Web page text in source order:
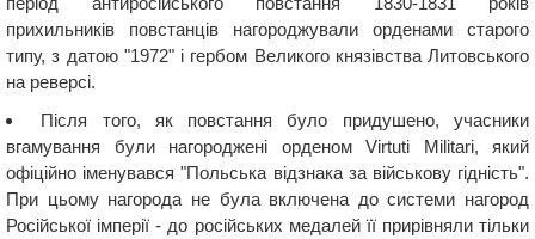
прихильників повстанців нагороджували орденами старого
типу, з датою "1972" і гербом Великого князівства Литовського
на реверсі.
Після того, як повстання було придушено, учасники
вгамування були нагороджені орденом Virtuti Militari, який
офіційно іменувався "Польська відзнака за військову гідність".
При цьому нагорода не була включена до системи нагород
Російської імперії - до російських медалей її прирівняли тільки